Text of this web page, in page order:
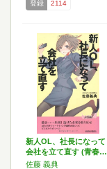
登録 2114
新人OL、社長になって
会社を立て直す (青春…
佐藤 義典